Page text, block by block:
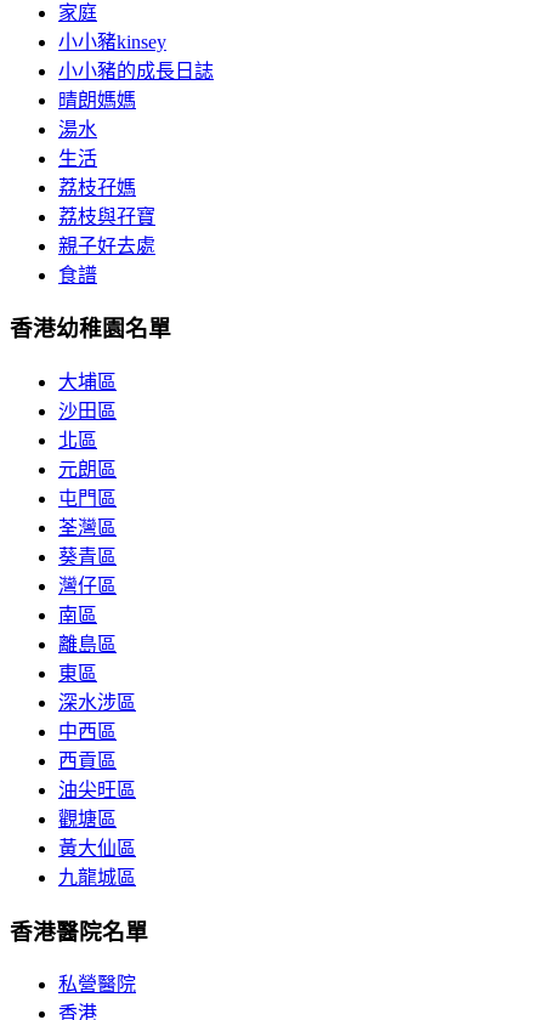
家庭
小小豬kinsey
小小豬的成長日誌
晴朗媽媽
湯水
生活
荔枝孖媽
荔枝與孖寶
親子好去處
食譜
香港幼稚園名單
大埔區
沙田區
北區
元朗區
屯門區
荃灣區
葵青區
灣仔區
南區
離島區
東區
深水涉區
中西區
西貢區
油尖旺區
觀塘區
黃大仙區
九龍城區
香港醫院名單
私營醫院
香港